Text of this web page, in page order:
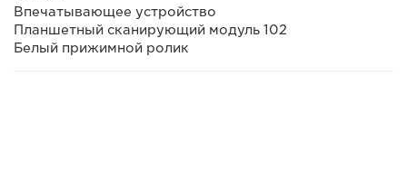
Впечатывающее устройство
Планшетный сканирующий модуль 102
Белый прижимной ролик